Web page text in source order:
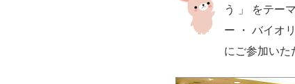
う 」 をテー
ー ・ バイオ
にご参加いた